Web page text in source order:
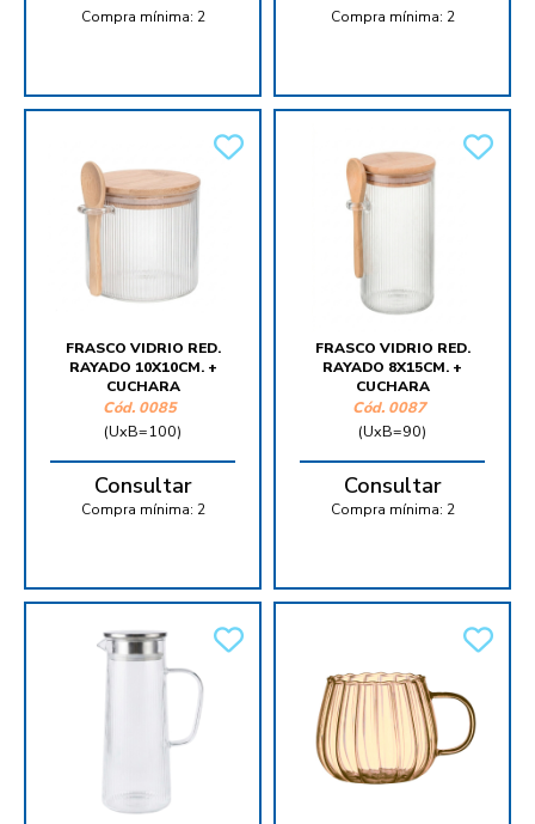
Compra mínima: 2 Compra mínima: 2
FRASCO VIDRIO RED.
RAYADO 10X10CM. +
CUCHARA
Cód. 0085
(UxB=100)
Consultar
Compra mínima: 2
FRASCO VIDRIO RED.
RAYADO 8X15CM. +
CUCHARA
Cód. 0087
(UxB=90)
Consultar
Compra mínima: 2